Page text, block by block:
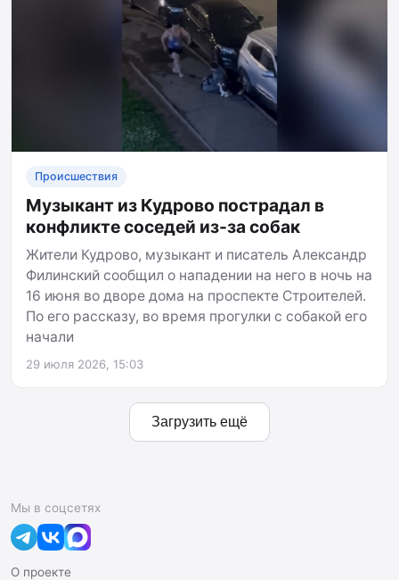
Происшествия
Музыкант из Кудрово пострадал в
конфликте соседей из-за собак
Жители Кудрово, музыкант и писатель Александр
Филинский сообщил о нападении на него в ночь на
16 июня во дворе дома на проспекте Строителей.
По его рассказу, во время прогулки с собакой его
начали
29 июля 2026, 15:03
Загрузить ещё
Мы в соцсетях
О проекте